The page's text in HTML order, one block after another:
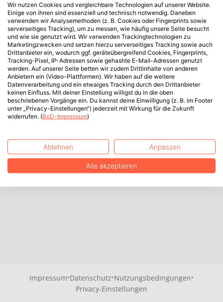
Impressum·Datenschutz·Nutzungsbedingungen·
Privacy-Einstellungen
Wir nutzen Cookies und vergleichbare Technologien auf unserer Website.
Einige von ihnen sind essenziell und technisch notwendig. Daneben
verwenden wir Analysemethoden (z. B. Cookies oder Fingerprints sowie
serverseitiges Tracking), um zu messen, wie häufig unsere Seite besucht
und wie sie genutzt wird. Wir verwenden Trackingtechnologien zu
Marketingzwecken und setzen hierzu serverseitiges Tracking sowie auch
Drittanbieter ein, wodurch ggf. geräteübergreifend Cookies, Fingerprints,
Tracking-Pixel, IP-Adressen sowie gehashte E-Mail-Adressen genutzt
werden. Auf unserer Seite betten wir zudem Drittinhalte von anderen
Anbietern ein (Video-Plattformen). Wir haben auf die weitere
Datenverarbeitung und ein etwaiges Tracking durch den Drittanbieter
keinen Einfluss. Mit deiner Einstellung willigst du in die oben
beschriebenen Vorgänge ein. Du kannst deine Einwilligung (z. B. im Footer
unter „Privacy-Einstellungen“) jederzeit mit Wirkung für die Zukunft
widerrufen. (BoD-Impressum)
Ablehnen Anpassen
Alle akzeptieren